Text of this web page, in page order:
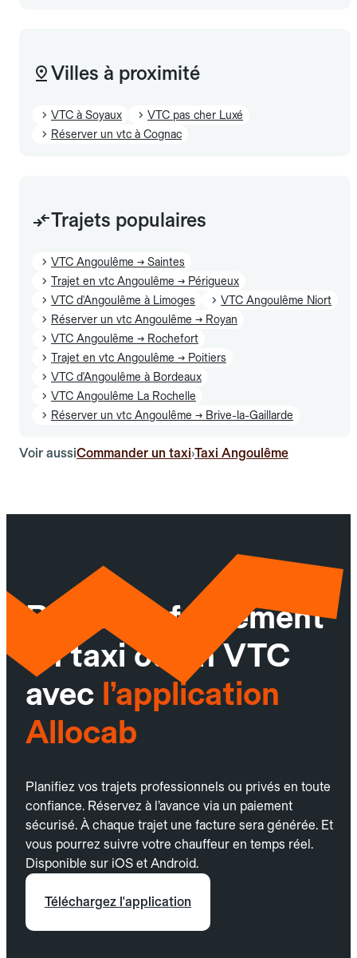
Villes à proximité
VTC à Soyaux
VTC pas cher Luxé
Réserver un vtc à Cognac
Trajets populaires
VTC Angoulême → Saintes
Trajet en vtc Angoulême → Périgueux
VTC d'Angoulême à Limoges
VTC Angoulême Niort
Réserver un vtc Angoulême → Royan
VTC Angoulême → Rochefort
Trajet en vtc Angoulême → Poitiers
VTC d'Angoulême à Bordeaux
VTC Angoulême La Rochelle
Réserver un vtc Angoulême → Brive-la-Gaillarde
Voir aussiCommander un taxi›Taxi Angoulême
Réservez facilement
un taxi ou un VTC
avec l’application
Allocab
Planifiez vos trajets professionnels ou privés en toute
confiance. Réservez à l’avance via un paiement
sécurisé. À chaque trajet une facture sera générée. Et
vous pourrez suivre votre chauffeur en temps réel.
Disponible sur iOS et Android.
Téléchargez l'application